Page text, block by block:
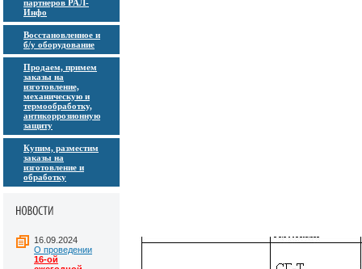
партнеров РАЛ-
Инфо
Восстановленное и
б/у оборудование
Продаем, примем
заказы на
изготовление,
механическую и
термообработку,
антикоррозионную
защиту
Купим, разместим
заказы на
изготовление и
обработку
16.09.2024
О проведении
16-ой